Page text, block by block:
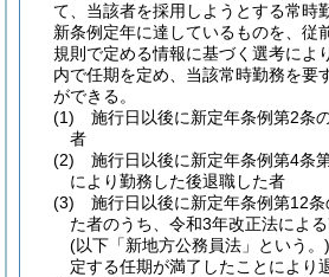
て、当該者を採用しようとする常時
新条例定年に達しているものを、従
規則で定める情報に基づく選考によ
内で任期を定め、当該常時勤務を要
ができる。
(1)
施行日以後に新定年条例第2条
者
(2)
施行日以後に新定年条例第4条
により勤務した後退職した者
(3)
施行日以後に新定年条例第12
た者のうち、令和3年改正法によ
(以下「新地方公務員法」という。)
定する任期が満了したことにより